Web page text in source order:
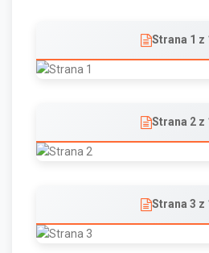
Strana 1 z
Strana 2 z
Strana 3 z